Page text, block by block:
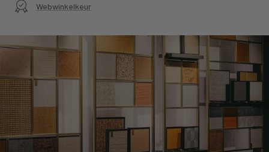
Webwinkelkeur